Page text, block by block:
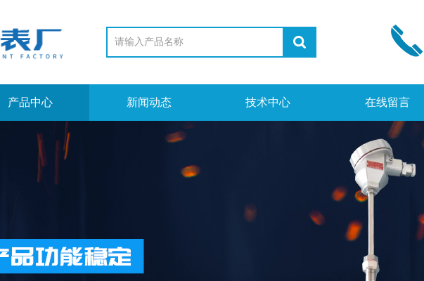
产品中心 新闻动态 技术中心 在线留言